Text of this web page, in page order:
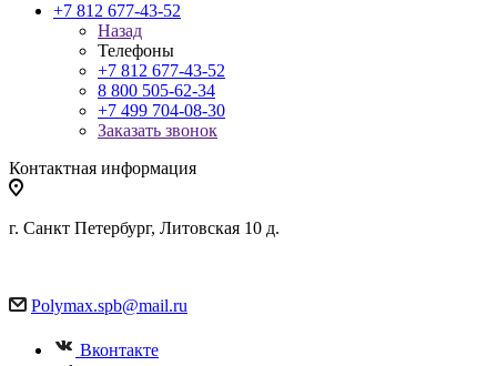
+7 812 677-43-52
Назад
Телефоны
+7 812 677-43-52
8 800 505-62-34
+7 499 704-08-30
Заказать звонок
Контактная информация
г. Санкт Петербург, Литовская 10 д.
Polymax.spb@mail.ru
Вконтакте